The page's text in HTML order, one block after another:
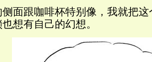
面跟咖啡杯特别像，我就把
想有自己的幻想。